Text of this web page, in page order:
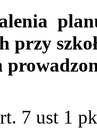
przy
7 ust 1